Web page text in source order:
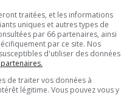
traitées, et les informations
uniques et autres types de
par 66 partenaires, ainsi
par ce site. Nos
d'utiliser des données
de traiter vos données à
légitime. Vous pouvez vous y